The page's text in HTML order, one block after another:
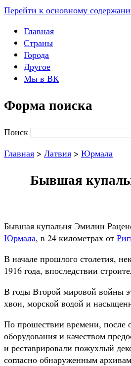
Перейти к основному
Главная
Страны
Города
Другое
Мы в ВК
Форма поиска
Поиск
Главная > Латвия > Юрмала
Бывшая
Бывшая купальня Эмилии
Юрмала, в 24 километрах от
В начале прошлого столетия,
1916 года, впоследствии
В годы Второй мировой войны
хвои, морской водой и
По прошествии времени, после
оборудования и качеством
и реставрировали пожухлый
согласно обнаруженным